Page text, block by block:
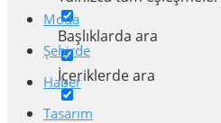
Başlıklarda ara
İçeriklerde ara
Moda
Şehirde
Haber
Tasarım